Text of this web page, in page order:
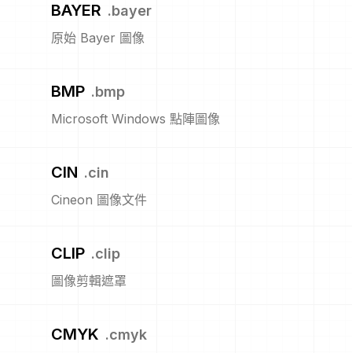
BAYER .bayer
原始 Bayer 圖像
BMP .bmp
Microsoft Windows 點陣圖像
CIN .cin
Cineon 圖像文件
CLIP .clip
圖像剪輯遮罩
CMYK .cmyk